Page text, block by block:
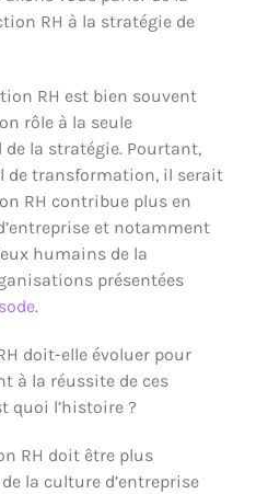
RH à la stratégie de
RH est bien souvent
rôle à la seule
de la stratégie. Pourtant,
de transformation, il serait
RH contribue plus en
et notamment
humains de la
présentées
.
doit-elle évoluer pour
à la réussite de ces
quoi l’histoire ?
RH doit être plus
la culture d’entreprise